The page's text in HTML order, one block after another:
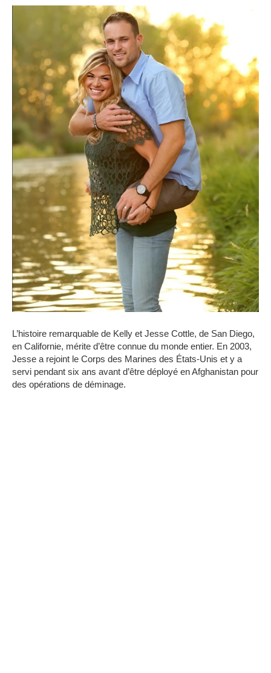
L’histoire remarquable de Kelly et Jesse Cottle, de San Diego,
en Californie, mérite d’être connue du monde entier. En 2003,
Jesse a rejoint le Corps des Marines des États-Unis et y a
servi pendant six ans avant d’être déployé en Afghanistan pour
des opérations de déminage.